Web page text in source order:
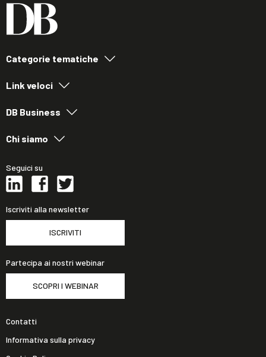
Categorie tematiche
Link veloci
DB Business
Chi siamo
Seguici su
Iscriviti alla newsletter
ISCRIVITI
Partecipa ai nostri webinar
SCOPRI I WEBINAR
Contatti
Informativa sulla privacy